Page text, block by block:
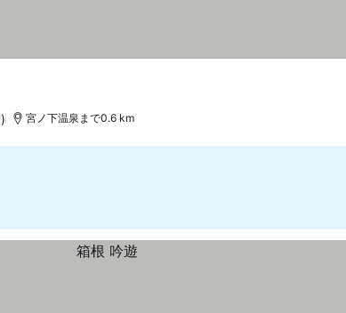
宮ノ下温泉まで0.6 km